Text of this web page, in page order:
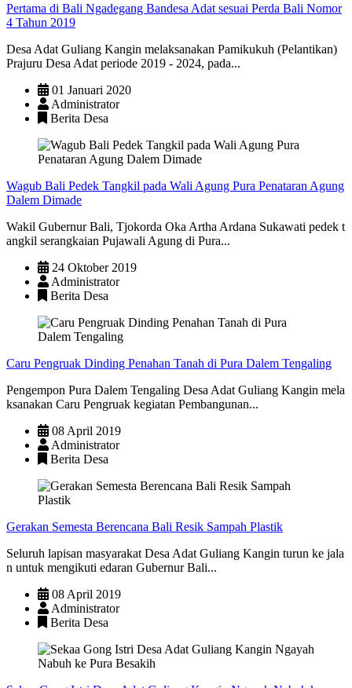
Pertama di Bali Ngadegang Bandesa Adat sesuai Perda Bali Nomor
4 Tahun 2019
Desa Adat Guliang Kangin melaksanakan Pamikukuh (Pelantikan)
Prajuru Desa Adat periode 2019 - 2024, pada...
01 Januari 2020
Administrator
Berita Desa
Wagub Bali Pedek Tangkil pada Wali Agung Pura Penataran Agung
Dalem Dimade
Wakil Gubernur Bali, Tjokorda Oka Artha Ardana Sukawati pedek t
angkil serangkaian Pujawali Agung di Pura...
24 Oktober 2019
Administrator
Berita Desa
Caru Pengruak Dinding Penahan Tanah di Pura Dalem Tengaling
Pengempon Pura Dalem Tengaling Desa Adat Guliang Kangin mela
ksanakan Caru Pengruak kegiatan Pembangunan...
08 April 2019
Administrator
Berita Desa
Gerakan Semesta Berencana Bali Resik Sampah Plastik
Seluruh lapisan masyarakat Desa Adat Guliang Kangin turun ke jala
n untuk mengikuti edaran Gubernur Bali...
08 April 2019
Administrator
Berita Desa